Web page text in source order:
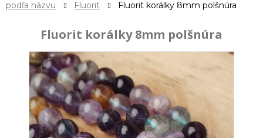
podľa názvu
Fluorit Fluorit korálky 8mm polšnúra
Fluorit korálky 8mm polšnúra